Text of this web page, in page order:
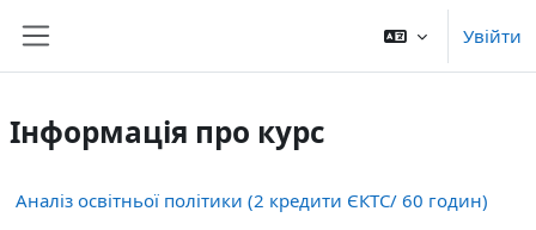
Увійти
Інформація про курс
Аналіз освітньої політики (2 кредити ЄКТС/ 60 годин)